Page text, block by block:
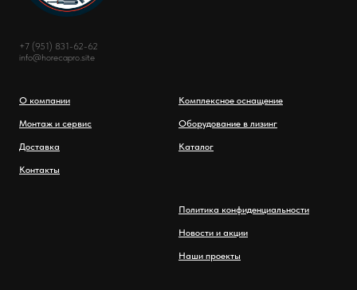
+7 (951) 831-62-62
info@horecapro.site
О компании
Монтаж и сервис
Доставка
Контакты
Комплексное оснащение
Оборудование в лизинг
Каталог
Политика конфиденциальности
Новости и акции
Наши проекты